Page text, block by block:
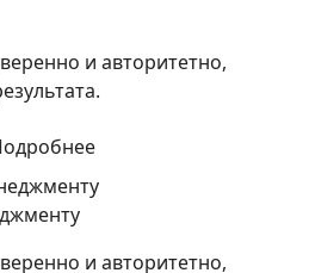
и авторитетно,
и авторитетно,